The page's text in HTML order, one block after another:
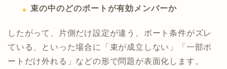
束の中のどのポートが有効メンバーか
したがって、片側だけ設定が違う、ポート条件がズレ
ている、といった場合に「束が成立しない」「一部ポ
ートだけ外れる」などの形で問題が表面化します。